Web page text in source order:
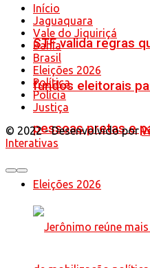
STF valida regras
fundos eleitorais
pessoas pretas e
Eleições 2026
Início
Jaguaquara
Vale do Jiquiriçá
Bahia
Brasil
Eleições 2026
Política
Polícia
Justiça
© 2022 - Desenvolvido por
Interativas